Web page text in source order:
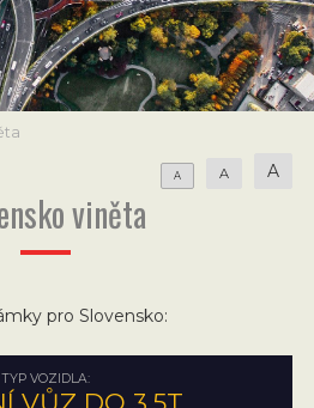
A A A
viněta
pro Slovensko:
TYP VOZIDLA: